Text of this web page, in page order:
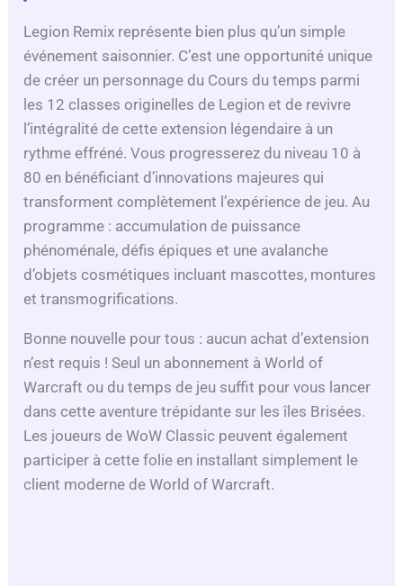
i
d
e
o
Legion Remix représente bien plus qu’un simple
événement saisonnier. C’est une opportunité unique
de créer un personnage du Cours du temps parmi
les 12 classes originelles de Legion et de revivre
l’intégralité de cette extension légendaire à un
rythme effréné. Vous progresserez du niveau 10 à
80 en bénéficiant d’innovations majeures qui
transforment complètement l’expérience de jeu. Au
programme : accumulation de puissance
phénoménale, défis épiques et une avalanche
d’objets cosmétiques incluant mascottes, montures
et transmogrifications.
Bonne nouvelle pour tous : aucun achat d’extension
n’est requis ! Seul un abonnement à World of
Warcraft ou du temps de jeu suffit pour vous lancer
dans cette aventure trépidante sur les îles Brisées.
Les joueurs de WoW Classic peuvent également
participer à cette folie en installant simplement le
client moderne de World of Warcraft.